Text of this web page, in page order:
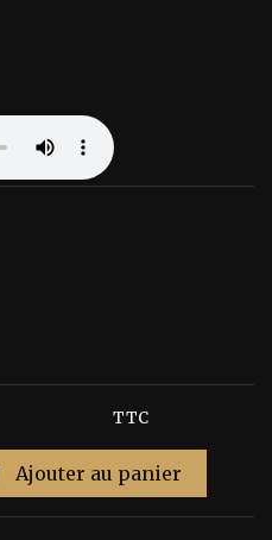
TTC
Ajouter au panier